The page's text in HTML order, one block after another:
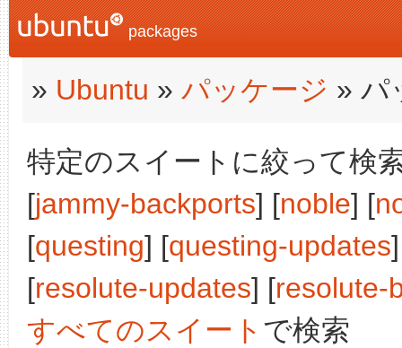
packages
» Ubuntu » パッケージ » パ
特定のスイートに絞って検
[jammy-backports] [noble] [
[questing] [questing-updates
[resolute-updates] [resolute-
すべてのスイート で検索